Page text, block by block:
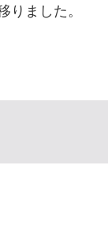
りました。